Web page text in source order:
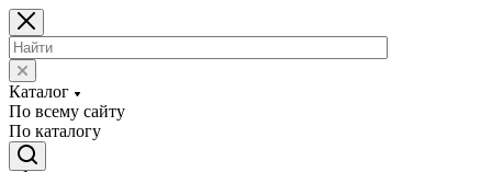
Каталог
По всему сайту
По каталогу